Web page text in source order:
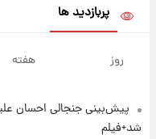
امروز
۱ روز پیش
پربازدید ها
روز هفته
پیش‌بینی جنجالی احسان
شد+فیلم